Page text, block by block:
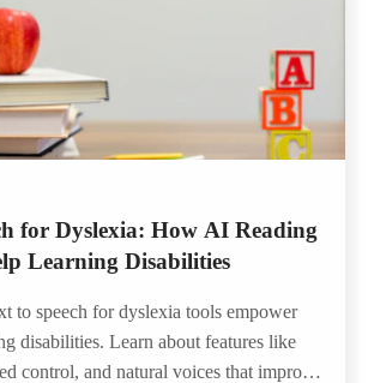
for Dyslexia: How AI Reading
Learning Disabilities
to speech for dyslexia tools empower
disabilities. Learn about features like
control, and natural voices that improve